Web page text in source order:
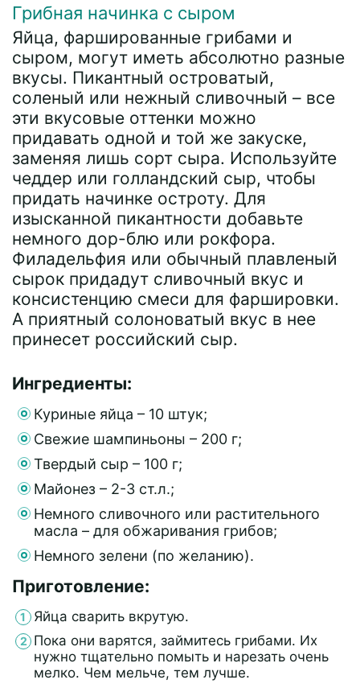
Грибная начинка с сыром
Яйца, фаршированные грибами и
сыром, могут иметь абсолютно разные
вкусы. Пикантный островатый,
соленый или нежный сливочный – все
эти вкусовые оттенки можно
придавать одной и той же закуске,
заменяя лишь сорт сыра. Используйте
чеддер или голландский сыр, чтобы
придать начинке остроту. Для
изысканной пикантности добавьте
немного дор-блю или рокфора.
Филадельфия или обычный плавленый
сырок придадут сливочный вкус и
консистенцию смеси для фаршировки.
А приятный солоноватый вкус в нее
принесет российский сыр.
Ингредиенты:
Куриные яйца – 10 штук;
Свежие шампиньоны – 200 г;
Твердый сыр – 100 г;
Майонез – 2-3 ст.л.;
Немного сливочного или растительного
масла – для обжаривания грибов;
Немного зелени (по желанию).
Приготовление:
Яйца сварить вкрутую.
Пока они варятся, займитесь грибами. Их
нужно тщательно помыть и нарезать очень
мелко. Чем мельче, тем лучше.